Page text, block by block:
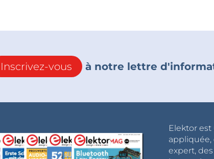
Inscrivez-vous à notre lettre
Elektor
appliquée,
expert,